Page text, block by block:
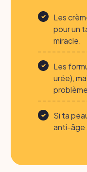
Les
pour un
miracle.
Les
urée),
Si ta
anti-âge